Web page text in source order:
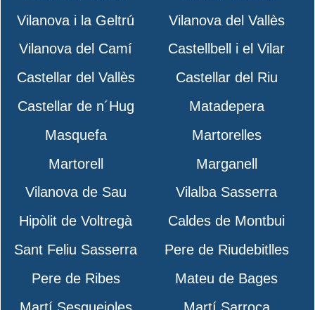
Vilanova i la Geltrú
Vilanova del Vallès
Vilanova del Camí
Castellbell i el Vilar
Castellar del Vallès
Castellar del Riu
Castellar de n´Hug
Matadepera
Masquefa
Martorelles
Martorell
Marganell
Vilanova de Sau
Vilalba Sasserra
Hipòlit de Voltregà
Caldes de Montbui
Sant Feliu Sasserra
Pere de Riudebitlles
Pere de Ribes
Mateu de Bages